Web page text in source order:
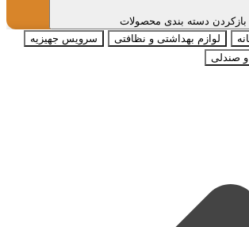
بازکردن دسته بندی محصولات
لوازم بهداشتی و نظافتی
سرویس جهیزیه
و صندلی